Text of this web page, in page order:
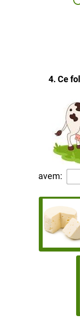
4. Ce
avem: